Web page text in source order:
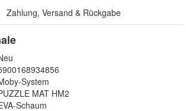
Zahlung, Versand & Rückgabe
System
MAT HM2
Schaum